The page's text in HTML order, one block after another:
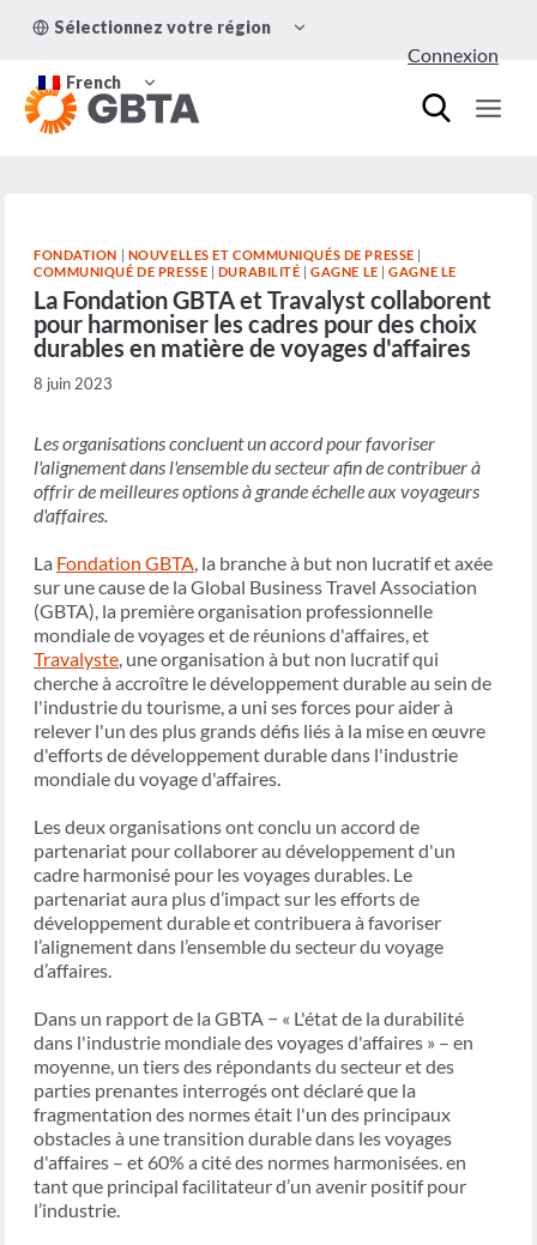
Sélectionnez votre région
LE
French
LE
MENU
ENFANT
Connexion
FONDATION | NOUVELLES ET COMMUNIQUÉS DE PRESSE |
COMMUNIQUÉ DE PRESSE | DURABILITÉ |GAGNE LE |GAGNE LE
La Fondation GBTA et Travalyst collaborent
pour harmoniser les cadres pour des choix
durables en matière de voyages d'affaires
8 juin 2023
Les organisations concluent un accord pour favoriser
l'alignement dans l'ensemble du secteur afin de contribuer à
offrir de meilleures options à grande échelle aux voyageurs
d'affaires.
La Fondation GBTA, la branche à but non lucratif et axée
sur une cause de la Global Business Travel Association
(GBTA), la première organisation professionnelle
mondiale de voyages et de réunions d'affaires, et
Travalyste, une organisation à but non lucratif qui
cherche à accroître le développement durable au sein de
l'industrie du tourisme, a uni ses forces pour aider à
relever l'un des plus grands défis liés à la mise en œuvre
d'efforts de développement durable dans l'industrie
mondiale du voyage d'affaires.
Les deux organisations ont conclu un accord de
partenariat pour collaborer au développement d'un
cadre harmonisé pour les voyages durables. Le
partenariat aura plus d’impact sur les efforts de
développement durable et contribuera à favoriser
l’alignement dans l’ensemble du secteur du voyage
d’affaires.
Dans un rapport de la GBTA − « L'état de la durabilité
dans l'industrie mondiale des voyages d'affaires » – en
moyenne, un tiers des répondants du secteur et des
parties prenantes interrogés ont déclaré que la
fragmentation des normes était l'un des principaux
obstacles à une transition durable dans les voyages
d'affaires – et 60% a cité des normes harmonisées. en
tant que principal facilitateur d’un avenir positif pour
l’industrie.